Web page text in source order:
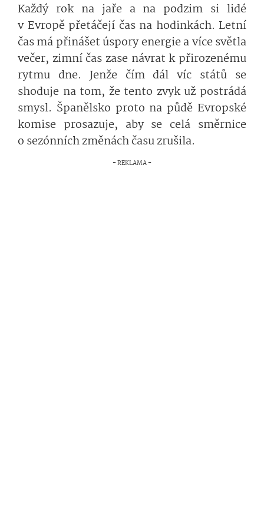
Každý rok na jaře a na podzim si lidé
v Evropě přetáčejí čas na hodinkách. Letní
čas má přinášet úspory energie a více světla
večer, zimní čas zase návrat k přirozenému
rytmu dne. Jenže čím dál víc států se
shoduje na tom, že tento zvyk už postrádá
smysl. Španělsko proto na půdě Evropské
komise prosazuje, aby se celá směrnice
o sezónních změnách času zrušila.